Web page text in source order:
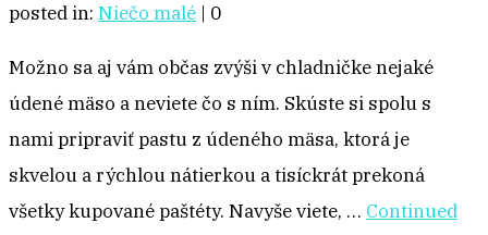
posted in: Niečo malé | 0
Možno sa aj vám občas zvýši v chladničke nejaké
údené mäso a neviete čo s ním. Skúste si spolu s
nami pripraviť pastu z údeného mäsa, ktorá je
skvelou a rýchlou nátierkou a tisíckrát prekoná
všetky kupované paštéty. Navyše viete, … Continued